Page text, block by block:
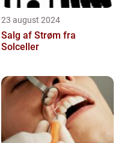
23 august 2024
Salg af Strøm fra
Solceller